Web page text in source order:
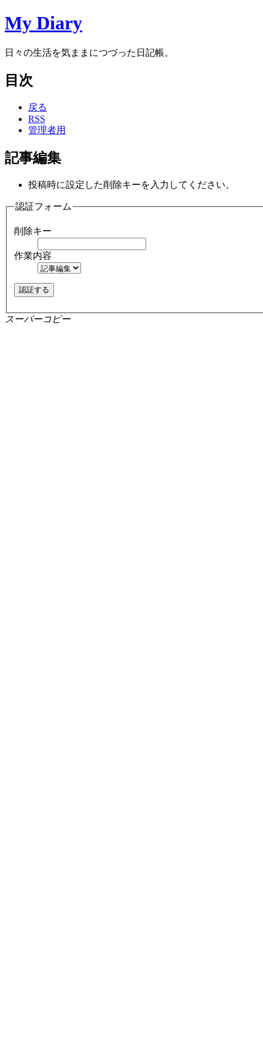
My Diary
日々の生活を気ままにつづった日記帳。
目次
戻る
RSS
管理者用
記事編集
投稿時に設定した削除キーを入力してください。
認証フォーム
削除キー
作業内容
スーパーコピー